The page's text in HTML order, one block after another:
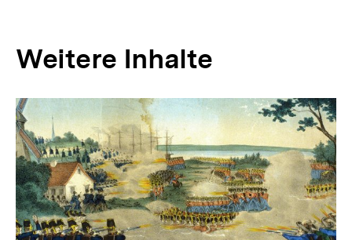
Weitere Inhalte
Inhaltskarousell
für
weitere
Inhalte
Inhaltskarussell
überspringen